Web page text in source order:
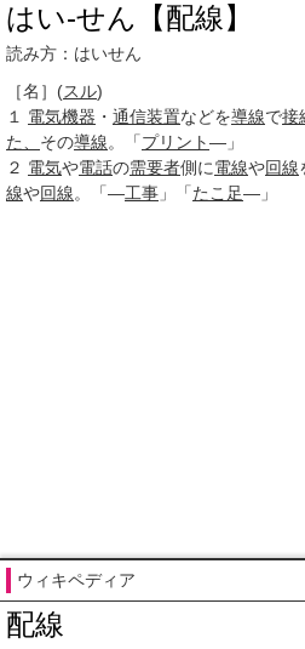
はい‐せん【配線】
読み方：はいせん
［名］ (スル)
１
電気機器 ・ 通信装置などを導線で接
た、 その導線。「プリント―」
２ 電気や電話の需要者側に電線や回線
線や回線。「―工事 」「たこ足―」
ウィキペディア
配線